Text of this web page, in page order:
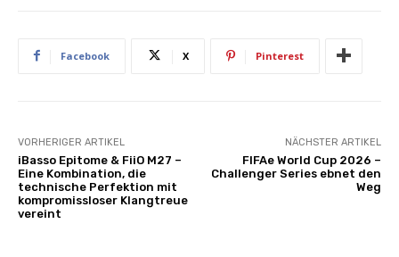
Facebook X Pinterest
VORHERIGER ARTIKEL
iBasso Epitome & FiiO M27 –
Eine Kombination, die
technische Perfektion mit
kompromissloser Klangtreue
vereint
NÄCHSTER ARTIKEL
FIFAe World Cup 2026 –
Challenger Series ebnet den
Weg